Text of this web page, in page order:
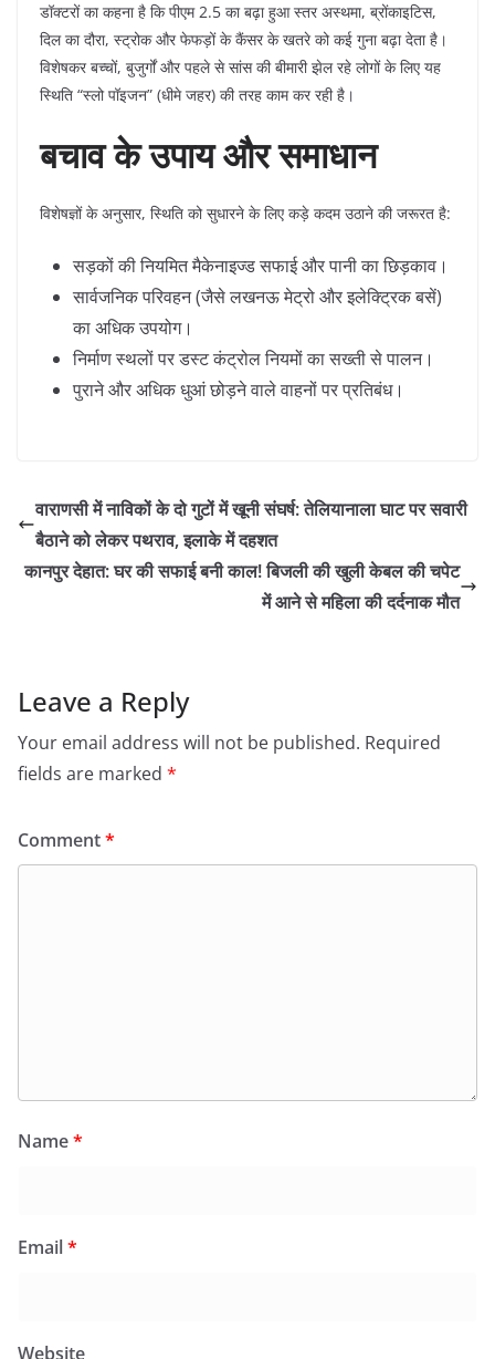
​डॉक्टरों का कहना है कि पीएम 2.5 का बढ़ा हुआ स्तर अस्थमा, ब्रोंकाइटिस,
दिल का दौरा, स्ट्रोक और फेफड़ों के कैंसर के खतरे को कई गुना बढ़ा देता है।
विशेषकर बच्चों, बुजुर्गों और पहले से सांस की बीमारी झेल रहे लोगों के लिए यह
स्थिति “स्लो पॉइजन” (धीमे जहर) की तरह काम कर रही है।
बचाव के उपाय और समाधान
​विशेषज्ञों के अनुसार, स्थिति को सुधारने के लिए कड़े कदम उठाने की जरूरत है:
​सड़कों की नियमित मैकेनाइज्ड सफाई और पानी का छिड़काव।
​सार्वजनिक परिवहन (जैसे लखनऊ मेट्रो और इलेक्ट्रिक बसें)
का अधिक उपयोग।
​निर्माण स्थलों पर डस्ट कंट्रोल नियमों का सख्ती से पालन।
​पुराने और अधिक धुआं छोड़ने वाले वाहनों पर प्रतिबंध।
वाराणसी में नाविकों के दो गुटों में खूनी संघर्ष: तेलियानाला घाट पर सवारी
बैठाने को लेकर पथराव, इलाके में दहशत
​कानपुर देहात: घर की सफाई बनी काल! बिजली की खुली केबल की चपेट
में आने से महिला की दर्दनाक मौत
Leave a Reply
Your email address will not be published. Required
fields are marked *
Comment*
Name*
Email*
Website